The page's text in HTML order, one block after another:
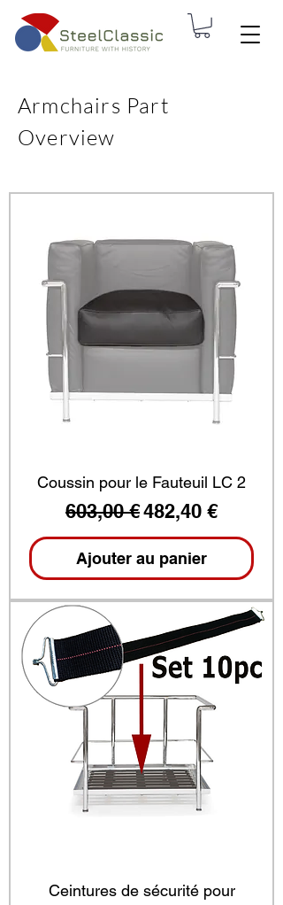
Armchairs Part
Overview
Coussin pour le Fauteuil LC 2
Prix original
603,00 €Prix
482,40 €
Ajouter au panier
Ceintures de sécurité pour